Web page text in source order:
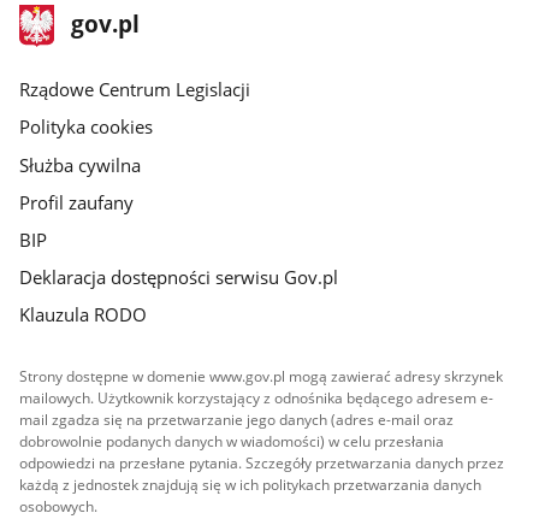
stopka
gov.plStrona
gov.pl
Rządowe Centrum Legislacji
Polityka cookies
Służba cywilna
Profil zaufany
BIP
Deklaracja dostępności serwisu Gov.pl
Klauzula RODO
Strony dostępne w domenie www.gov.pl mogą zawierać adresy skrzynek
mailowych. Użytkownik korzystający z odnośnika będącego adresem e-
mail zgadza się na przetwarzanie jego danych (adres e-mail oraz
dobrowolnie podanych danych w wiadomości) w celu przesłania
odpowiedzi na przesłane pytania. Szczegóły przetwarzania danych przez
każdą z jednostek znajdują się w ich politykach przetwarzania danych
osobowych.